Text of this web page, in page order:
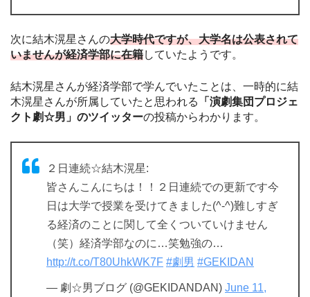
次に結木滉星さんの大学時代ですが、大学名は公表されて
いませんが経済学部に在籍していたようです。
結木滉星さんが経済学部で学んでいたことは、一時的に結
木滉星さんが所属していたと思われる
「演劇集団プロジェ
クト劇☆男」のツイッターの投稿からわかります。
２日連続☆結木滉星:
皆さんこんにちは！！２日連続での更新です今
日は大学で授業を受けてきました(^-^)難しすぎ
る経済のことに関して全くついていけません
（笑）経済学部なのに…笑勉強の…
http://t.co/T80UhkWK7F #劇男 #GEKIDAN
— 劇☆男ブログ (@GEKIDANDAN) June 11,